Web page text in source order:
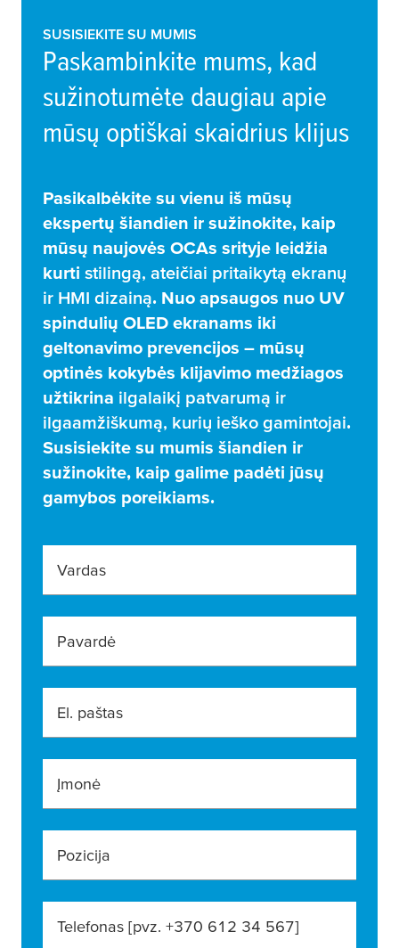
SUSISIEKITE SU MUMIS
Paskambinkite mums, kad
sužinotumėte daugiau apie
mūsų optiškai skaidrius klijus
Pasikalbėkite su vienu iš mūsų
ekspertų šiandien ir sužinokite, kaip
mūsų naujovės OCAs srityje leidžia
kurti stilingą, ateičiai pritaikytą ekranų
ir HMI dizainą. Nuo apsaugos nuo UV
spindulių OLED ekranams iki
geltonavimo prevencijos – mūsų
optinės kokybės klijavimo medžiagos
užtikrina ilgalaikį patvarumą ir
ilgaamžiškumą, kurių ieško gamintojai.
Susisiekite su mumis šiandien ir
sužinokite, kaip galime padėti jūsų
gamybos poreikiams.
Vardas
Pavardė
El. paštas
Įmonė
Pozicija
Telefonas [pvz. +370 612 34 567]